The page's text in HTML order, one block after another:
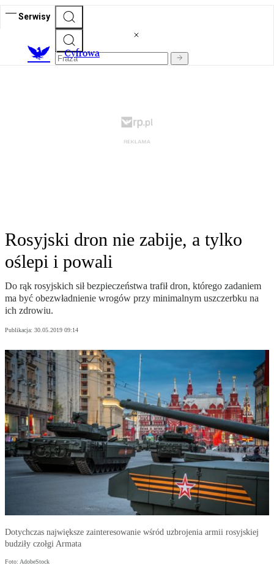
Serwisy
Cyfrowa
Rosyjski dron nie zabije, a tylko
oślepi i powali
Do rąk rosyjskich sił bezpieczeństwa trafił dron, którego zadaniem
ma być obezwładnienie wrogów przy minimalnym uszczerbku na
ich zdrowiu.
Publikacja: 30.05.2019 09:14
Dotychczas największe zainteresowanie wśród uzbrojenia armii rosyjskiej
budziły czołgi Armata
Foto: AdobeStock